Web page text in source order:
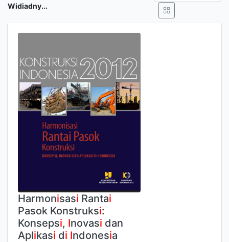
Widiadny...
Harmonisasi Rantai
Pasok Konstruksi:
Konsepsi, Inovasi dan
Aplikasi di Indonesia